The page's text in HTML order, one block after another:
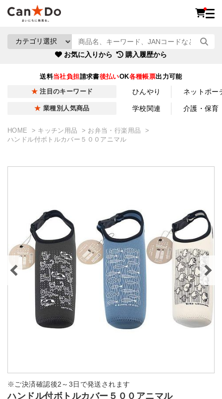
お気に入りから 購入履歴から
送料当社負担請求書後払いOK各種帳票出力可能
注目のキーワード ひんやり ネットポー
業種別人気商品 学校関連 介護・保育
HOME キッチン用品
お弁当・行楽用品
ハンドル付ボトルカバー５００アニマル
※ご決済確認後2～3日で発送されます
ハンドル付ボトルカバー５００アニマル